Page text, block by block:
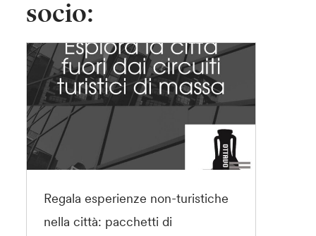
socio:
Regala esperienze non-turistiche
nella città: pacchetti di